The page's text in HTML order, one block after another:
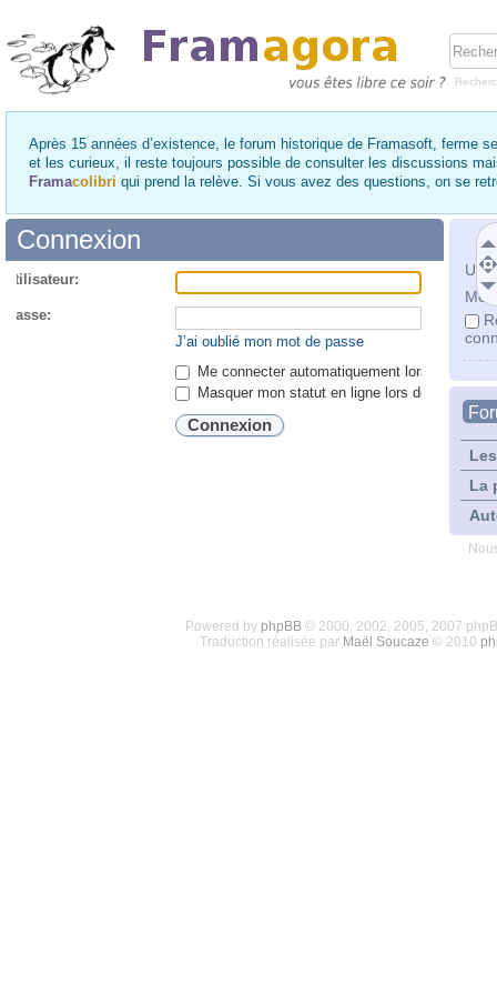
Après 15 années d’existence, le forum historique de Framasoft, ferme
et les curieux, il reste toujours possible de consulter les discussions
Framacolibri qui prend la relève. Si vous avez des questions, on se
Mot
La
Connexion
passe:
J’ai oublié mon mot de passe
Me connecter automatiquement lors de
Masquer mon statut en ligne lors de cette
Powered by phpBB© 2000, 2002, 2005, 2007
Traduction réalisée par Maël Soucaze © 2010